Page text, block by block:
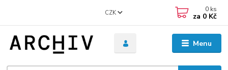
Menu
CZK 0 ks
za 0 Kč